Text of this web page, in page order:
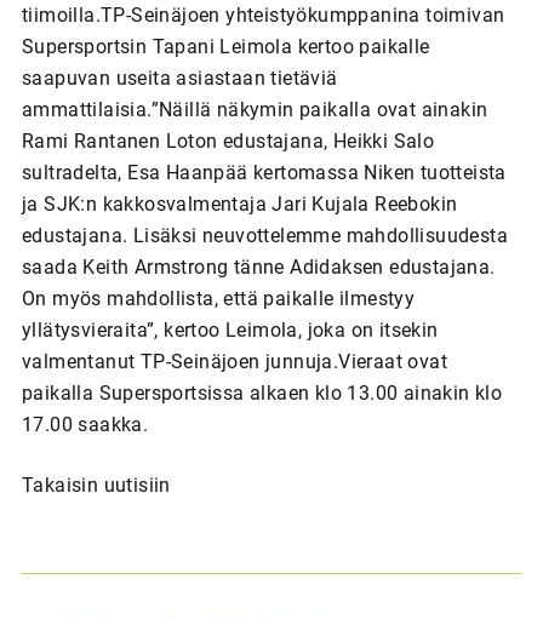
tiimoilla.TP-Seinäjoen yhteistyökumppanina toimivan
Supersportsin Tapani Leimola kertoo paikalle
saapuvan useita asiastaan tietäviä
ammattilaisia.”Näillä näkymin paikalla ovat ainakin
Rami Rantanen Loton edustajana, Heikki Salo
sultradelta, Esa Haanpää kertomassa Niken tuotteista
ja SJK:n kakkosvalmentaja Jari Kujala Reebokin
edustajana. Lisäksi neuvottelemme mahdollisuudesta
saada Keith Armstrong tänne Adidaksen edustajana.
On myös mahdollista, että paikalle ilmestyy
yllätysvieraita”, kertoo Leimola, joka on itsekin
valmentanut TP-Seinäjoen junnuja.Vieraat ovat
paikalla Supersportsissa alkaen klo 13.00 ainakin klo
17.00 saakka.
Takaisin uutisiin